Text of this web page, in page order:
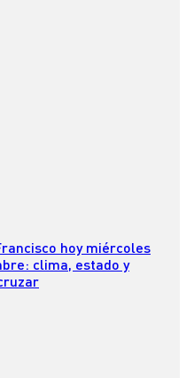
hoy miércoles
clima, estado y